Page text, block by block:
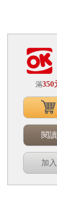
滿350
閱
加